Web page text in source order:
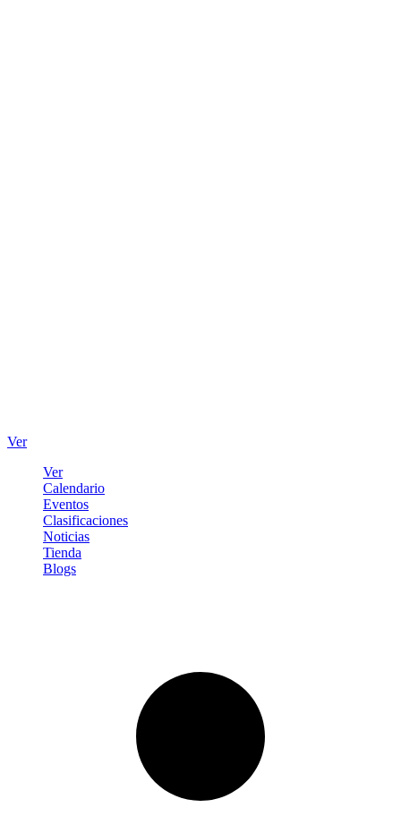
Ver
Ver
Calendario
Eventos
Clasificaciones
Noticias
Tienda
Blogs